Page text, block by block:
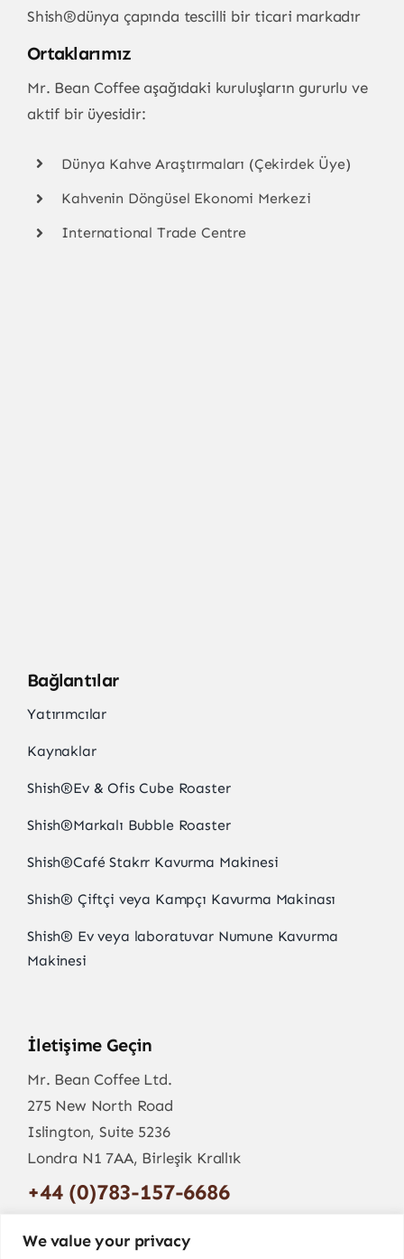
We value your privacy
Shish®dünya çapında tescilli bir ticari markadır
Ortaklarımız
Mr. Bean Coffee aşağıdaki kuruluşların gururlu ve
aktif bir üyesidir:
Dünya Kahve Araştırmaları (Çekirdek Üye)
Kahvenin Döngüsel Ekonomi Merkezi
International Trade Centre
Bağlantılar
Yatırımcılar
Kaynaklar
Shish®Ev & Ofis Cube Roaster
Shish®Markalı Bubble Roaster
Shish®Café Stakrr Kavurma Makinesi
Shish® Çiftçi veya Kampçı Kavurma Makinası
Shish® Ev veya laboratuvar Numune Kavurma
Makinesi
İletişime Geçin
Mr. Bean Coffee Ltd.
275 New North Road
Islington, Suite 5236
Londra N1 7AA, Birleşik Krallık
+44 (0)783-157-6686